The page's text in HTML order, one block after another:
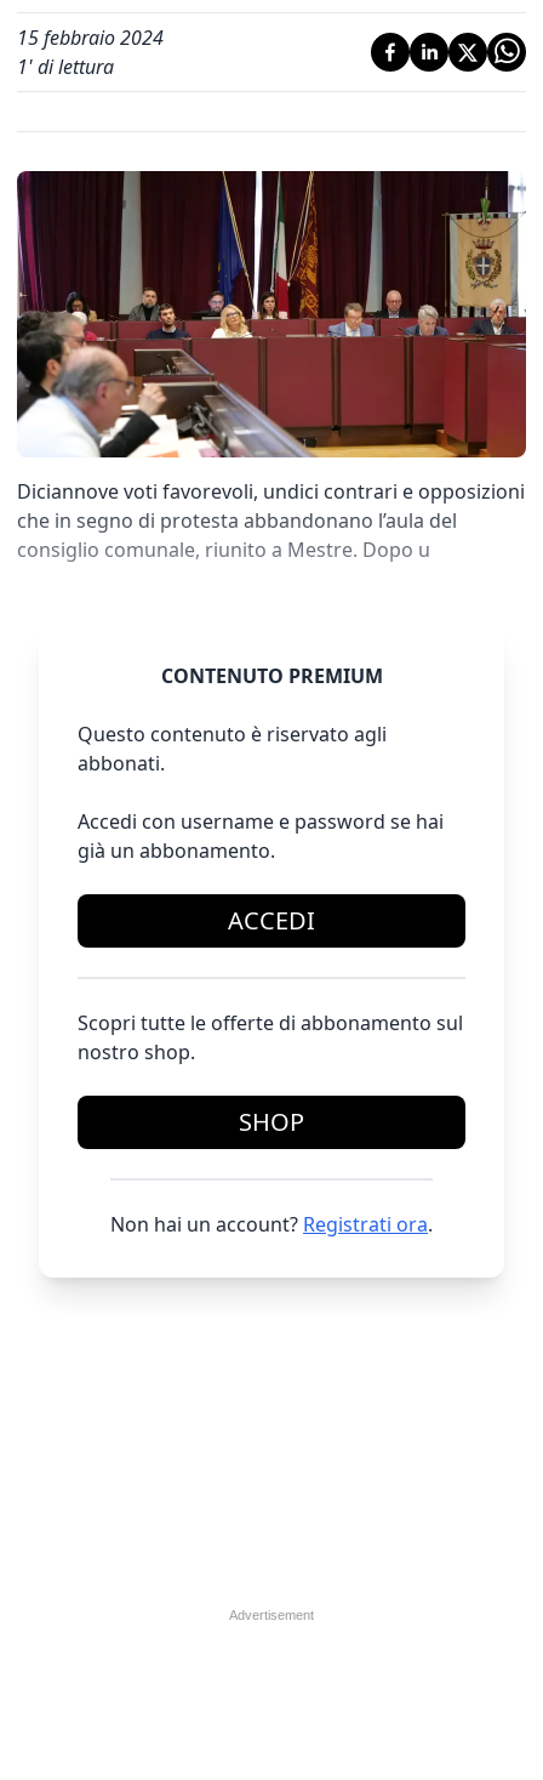
15 febbraio 2024
1' di lettura
Diciannove voti favorevoli, undici contrari e opposizioni
che in segno di protesta abbandonano l’aula del
consiglio comunale, riunito a Mestre. Dopo u
CONTENUTO PREMIUM
Questo contenuto è riservato agli
abbonati.
Accedi con username e password se hai
già un abbonamento.
ACCEDI
Scopri tutte le offerte di abbonamento sul
nostro shop.
SHOP
Non hai un account? Registrati ora.